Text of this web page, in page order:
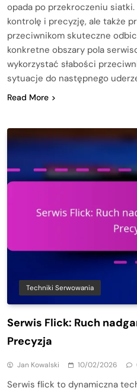
opada po przekroczeniu
kontrolę i precyzję, ale także
przeciwnikom skuteczne
konkretne obszary pola
wykorzystać słabości
sytuacje do następnego
Read More
Techniki Serwowania
Serwis Flick: Ruch
Precyzja
Jan Kowalski 10/02/2026
Serwis flick to dynamiczna